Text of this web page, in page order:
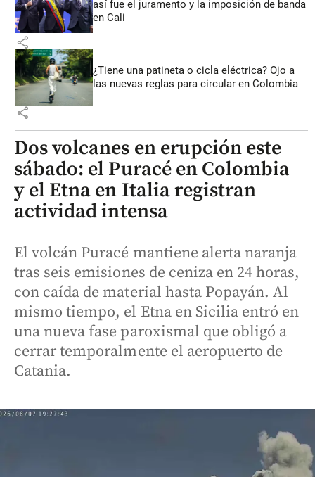
así fue el juramento y la imposición de banda
en Cali
share
¿Tiene una patineta o cicla eléctrica? Ojo a
las nuevas reglas para circular en Colombia
share
Dos volcanes en erupción este
sábado: el Puracé en Colombia
y el Etna en Italia registran
actividad intensa
El volcán Puracé mantiene alerta naranja
tras seis emisiones de ceniza en 24 horas,
con caída de material hasta Popayán. Al
mismo tiempo, el Etna en Sicilia entró en
una nueva fase paroxismal que obligó a
cerrar temporalmente el aeropuerto de
Catania.